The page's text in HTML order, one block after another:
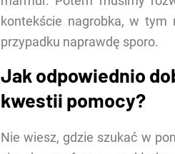
kontekście nagrobka, w
przypadku naprawdę sporo.
Jak odpowiednio
kwestii pomocy?
Nie wiesz, gdzie szukać w